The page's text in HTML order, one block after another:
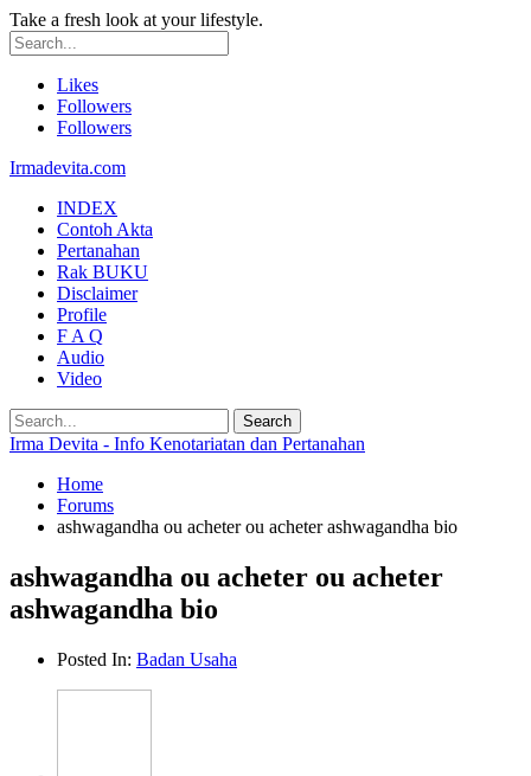
Take a fresh look at your lifestyle.
Likes
Followers
Followers
Irmadevita.com
INDEX
Contoh Akta
Pertanahan
Rak BUKU
Disclaimer
Profile
F A Q
Audio
Video
Irma Devita - Info Kenotariatan dan Pertanahan
Home
Forums
ashwagandha ou acheter ou acheter ashwagandha bio
ashwagandha ou acheter ou acheter
ashwagandha bio
Posted In: Badan Usaha